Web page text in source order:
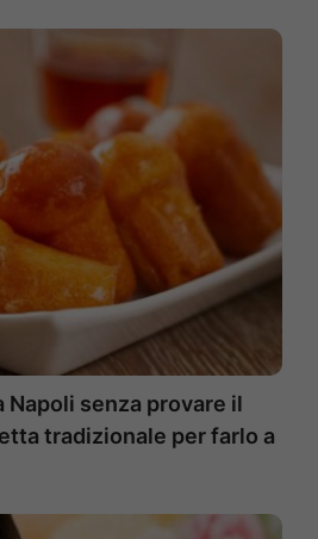
Napoli senza provare il
tradizionale per farlo a